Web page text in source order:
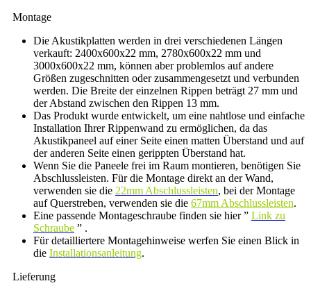
Montage
Die Akustikplatten werden in drei verschiedenen Längen
verkauft: 2400x600x22 mm, 2780x600x22 mm und
3000x600x22 mm, können aber problemlos auf andere
Größen zugeschnitten oder zusammengesetzt und verbunden
werden. Die Breite der einzelnen Rippen beträgt 27 mm und
der Abstand zwischen den Rippen 13 mm.
Das Produkt wurde entwickelt, um eine nahtlose und einfache
Installation Ihrer Rippenwand zu ermöglichen, da das
Akustikpaneel auf einer Seite einen matten Überstand und auf
der anderen Seite einen gerippten Überstand hat.
Wenn Sie die Paneele frei im Raum montieren, benötigen Sie
Abschlussleisten. Für die Montage direkt an der Wand,
verwenden sie die 22mm Abschlussleisten, bei der Montage
auf Querstreben, verwenden sie die 67mm Abschlussleisten.
Eine passende Montageschraube finden sie hier ” Link zu
Schraube ” .
Für detailliertere Montagehinweise werfen Sie einen Blick in
die Installationsanleitung.
Lieferung